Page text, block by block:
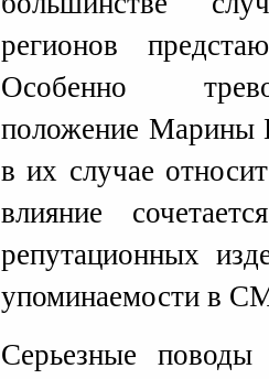
регионов
Особенно
положение Марины
в их случае
влияние
репутационных
упоминаемости в
Серьезные